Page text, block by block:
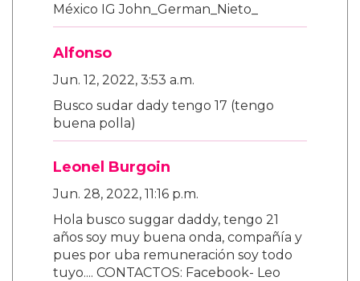
México IG John_German_Nieto_
Alfonso
Jun. 12, 2022, 3:53 a.m.
Busco sudar dady tengo 17 (tengo
buena polla)
Leonel Burgoin
Jun. 28, 2022, 11:16 p.m.
Hola busco suggar daddy, tengo 21
años soy muy buena onda, compañía y
pues por uba remuneración soy todo
tuyo.... CONTACTOS: Facebook- Leo